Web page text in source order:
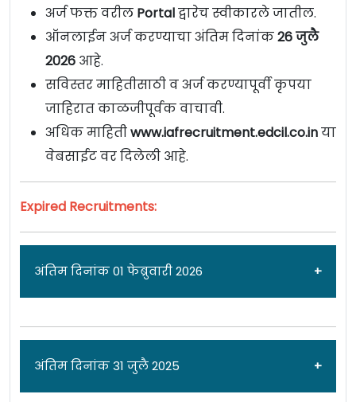
अर्ज फक्त वरील Portalद्वारेच स्वीकारले जातील.
ऑनलाईन अर्ज करण्याचा अंतिम दिनांक26 जुलै
2026 आहे.
सविस्तर माहितीसाठी व अर्ज करण्यापूर्वी कृपया
जाहिरात काळजीपूर्वक वाचावी.
अधिक माहितीwww.iafrecruitment.edcil.co.inया
वेबसाईट वर दिलेली आहे.
Expired Recruitments:
अंतिम दिनांक 01 फेब्रुवारी 2026
जाहिरात दिनांक: 13/01/26
अंतिम दिनांक 31 जुलै 2025